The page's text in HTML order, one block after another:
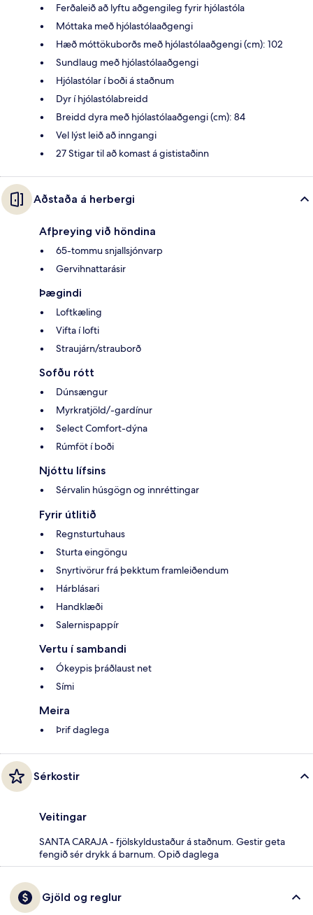
Ferðaleið að lyftu aðgengileg fyrir hjólastóla
Móttaka með hjólastólaaðgengi
Hæð móttökuborðs með hjólastólaaðgengi (cm): 102
Sundlaug með hjólastólaaðgengi
Hjólastólar í boði á staðnum
Dyr í hjólastólabreidd
Breidd dyra með hjólastólaaðgengi (cm): 84
Vel lýst leið að inngangi
27 Stigar til að komast á gististaðinn
Aðstaða á herbergi
Afþreying við höndina
65-tommu snjallsjónvarp
Gervihnattarásir
Þægindi
Loftkæling
Vifta í lofti
Straujárn/strauborð
Sofðu rótt
Dúnsængur
Myrkratjöld/-gardínur
Select Comfort-dýna
Rúmföt í boði
Njóttu lífsins
Sérvalin húsgögn og innréttingar
Fyrir útlitið
Regnsturtuhaus
Sturta eingöngu
Snyrtivörur frá þekktum framleiðendum
Hárblásari
Handklæði
Salernispappír
Vertu í sambandi
Ókeypis þráðlaust net
Sími
Meira
Þrif daglega
Sérkostir
Veitingar
SANTA CARAJA - fjölskyldustaður á staðnum. Gestir geta
fengið sér drykk á barnum. Opið daglega
Gjöld og reglur